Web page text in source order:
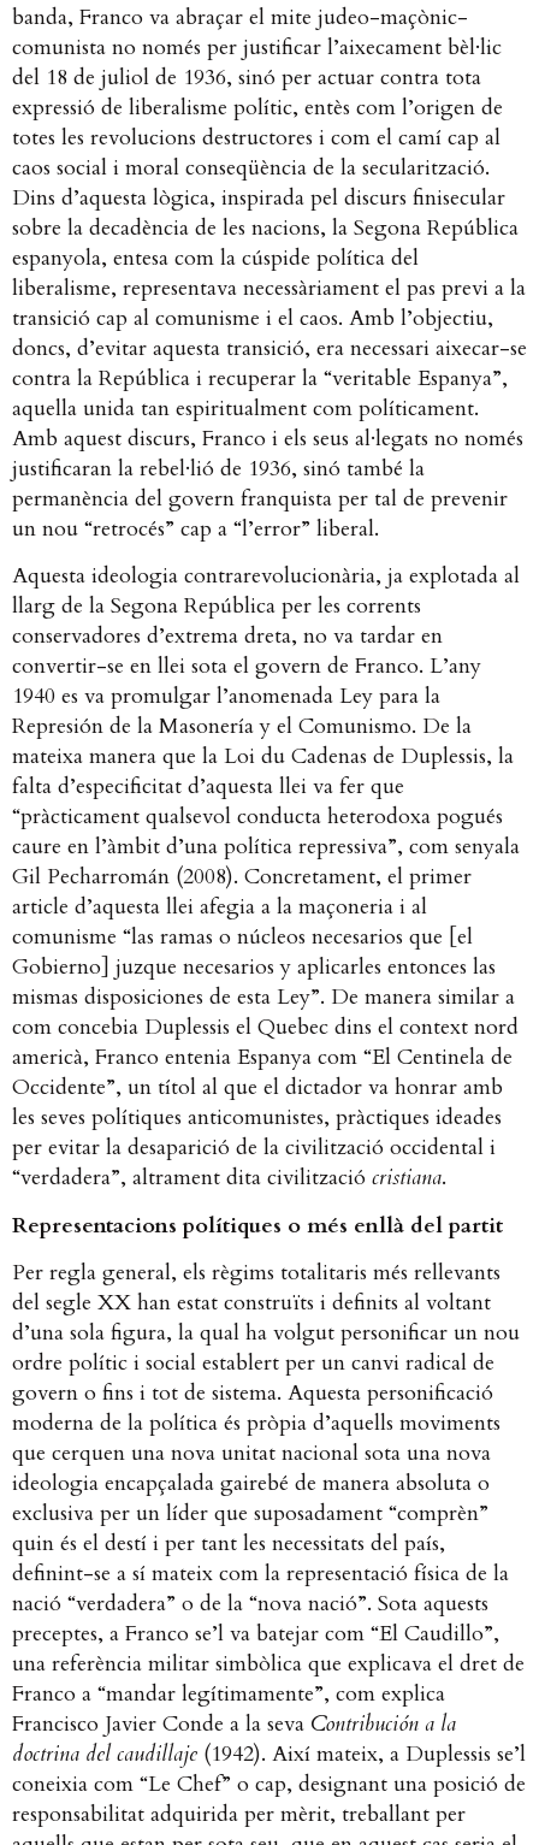
banda, Franco va abraçar el mite judeo-maçònic-
comunista no només per justificar l’aixecament bèl·lic
del 18 de juliol de 1936, sinó per actuar contra tota
expressió de liberalisme polític, entès com l’origen de
totes les revolucions destructores i com el camí cap al
caos social i moral conseqüència de la secularització.
Dins d’aquesta lògica, inspirada pel discurs finisecular
sobre la decadència de les nacions, la Segona República
espanyola, entesa com la cúspide política del
liberalisme, representava necessàriament el pas previ a la
transició cap al comunisme i el caos. Amb l’objectiu,
doncs, d’evitar aquesta transició, era necessari aixecar-se
contra la República i recuperar la “veritable Espanya”,
aquella unida tan espiritualment com políticament.
Amb aquest discurs, Franco i els seus al·legats no només
justificaran la rebel·lió de 1936, sinó també la
permanència del govern franquista per tal de prevenir
un nou “retrocés” cap a “l’error” liberal.
Aquesta ideologia contrarevolucionària, ja explotada al
llarg de la Segona República per les corrents
conservadores d’extrema dreta, no va tardar en
convertir-se en llei sota el govern de Franco. L’any
1940 es va promulgar l’anomenada Ley para la
Represión de la Masonería y el Comunismo. De la
mateixa manera que la Loi du Cadenas de Duplessis, la
falta d’especificitat d’aquesta llei va fer que
“pràcticament qualsevol conducta heterodoxa pogués
caure en l’àmbit d’una política repressiva”, com senyala
Gil Pecharromán (2008). Concretament, el primer
article d’aquesta llei afegia a la maçoneria i al
comunisme “las ramas o núcleos necesarios que [el
Gobierno] juzque necesarios y aplicarles entonces las
mismas disposiciones de esta Ley”. De manera similar a
com concebia Duplessis el Quebec dins el context nord
americà, Franco entenia Espanya com “El Centinela de
Occidente”, un títol al que el dictador va honrar amb
les seves polítiques anticomunistes, pràctiques ideades
per evitar la desaparició de la civilització occidental i
“verdadera”, altrament dita civilització cristiana.
Representacions polítiques o més enllà del partit
Per regla general, els règims totalitaris més rellevants
del segle XX han estat construïts i definits al voltant
d’una sola figura, la qual ha volgut personificar un nou
ordre polític i social establert per un canvi radical de
govern o fins i tot de sistema. Aquesta personificació
moderna de la política és pròpia d’aquells moviments
que cerquen una nova unitat nacional sota una nova
ideologia encapçalada gairebé de manera absoluta o
exclusiva per un líder que suposadament “comprèn”
quin és el destí i per tant les necessitats del país,
definint-se a sí mateix com la representació física de la
nació “verdadera” o de la “nova nació”. Sota aquests
preceptes, a Franco se’l va batejar com “El Caudillo”,
una referència militar simbòlica que explicava el dret de
Franco a “mandar legítimamente”, com explica
Francisco Javier Conde a la seva Contribución a la
doctrina del caudillaje (1942). Així mateix, a Duplessis se’l
coneixia com “Le Chef” o cap, designant una posició de
responsabilitat adquirida per mèrit, treballant per